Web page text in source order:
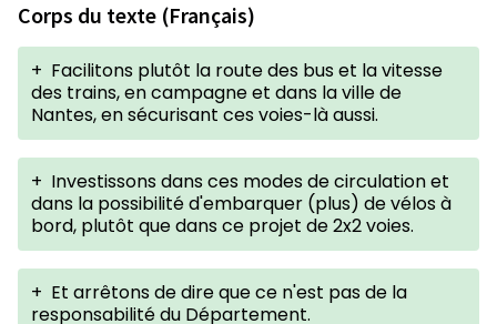
Corps du texte (Français)
+ Facilitons plutôt la route des bus et la vitesse
des trains, en campagne et dans la ville de
Nantes, en sécurisant ces voies-là aussi.
+ Investissons dans ces modes de circulation et
dans la possibilité d'embarquer (plus) de vélos à
bord, plutôt que dans ce projet de 2x2 voies.
+ Et arrêtons de dire que ce n'est pas de la
responsabilité du Département.